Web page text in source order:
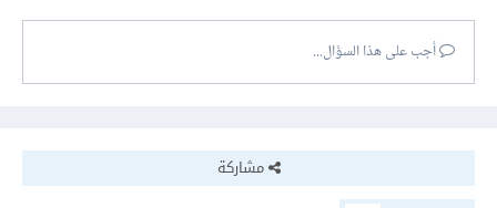
أجب على هذا السؤال...
مشاركة